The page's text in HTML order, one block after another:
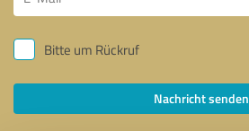
Bitte um Rückruf
Nachricht senden